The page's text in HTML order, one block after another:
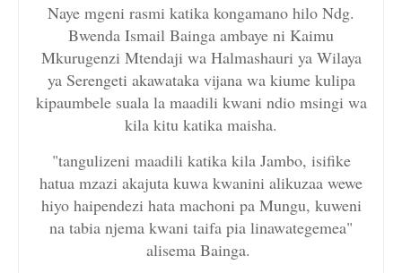
Naye mgeni rasmi katika kongamano hilo Ndg.
Bwenda Ismail Bainga ambaye ni Kaimu
Mkurugenzi Mtendaji wa Halmashauri ya Wilaya
ya Serengeti akawataka vijana wa kiume kulipa
kipaumbele suala la maadili kwani ndio msingi wa
kila kitu katika maisha.
"tangulizeni maadili katika kila Jambo, isifike
hatua mzazi akajuta kuwa kwanini alikuzaa wewe
hiyo haipendezi hata machoni pa Mungu, kuweni
na tabia njema kwani taifa pia linawategemea"
alisema Bainga.